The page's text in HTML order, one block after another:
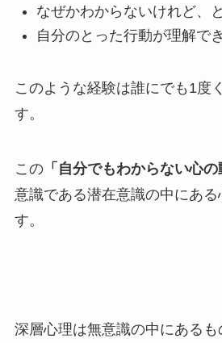
なぜかわからないけれど、
自分のとった行動が理解で
このような経験は誰にでも1度
す。
この「自分でもわからない心の
意識である潜在意識の中にあ
す。
深層心理は無意識の中にある